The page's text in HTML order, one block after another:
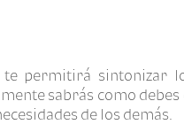
te permitirá sintonizar
sabrás como
de los demás.